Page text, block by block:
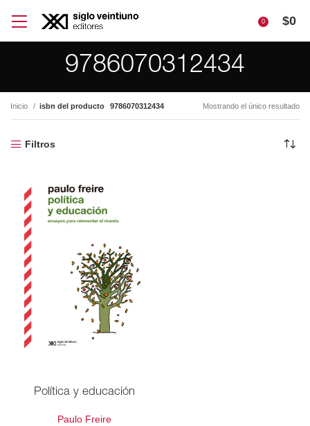
0 $0
9786070312434
Inicio isbn del producto 9786070312434 Mostrando el único resultado
Filtros
Política y educación
Paulo Freire